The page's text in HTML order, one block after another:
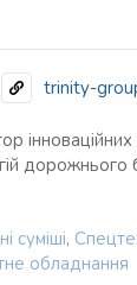
trinity-
суміші,
обладнання